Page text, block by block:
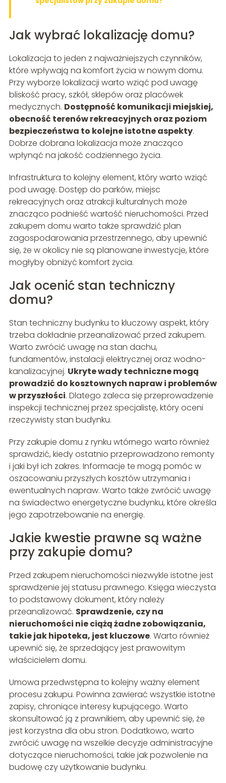
Jak wybrać lokalizację domu?
Lokalizacja to jeden z najważniejszych czynników,
które wpływają na komfort życia w nowym domu.
Przy wyborze lokalizacji warto wziąć pod uwagę
bliskość pracy, szkół, sklepów oraz placówek
medycznych. Dostępność komunikacji miejskiej,
obecność terenów rekreacyjnych oraz poziom
bezpieczeństwa to kolejne istotne aspekty.
Dobrze dobrana lokalizacja może znacząco
wpłynąć na jakość codziennego życia.
Infrastruktura to kolejny element, który warto wziąć
pod uwagę. Dostęp do parków, miejsc
rekreacyjnych oraz atrakcji kulturalnych może
znacząco podnieść wartość nieruchomości. Przed
zakupem domu warto także sprawdzić plan
zagospodarowania przestrzennego, aby upewnić
się, że w okolicy nie są planowane inwestycje, które
mogłyby obniżyć komfort życia.
Jak ocenić stan techniczny
domu?
Stan techniczny budynku to kluczowy aspekt, który
trzeba dokładnie przeanalizować przed zakupem.
Warto zwrócić uwagę na stan dachu,
fundamentów, instalacji elektrycznej oraz wodno-
kanalizacyjnej. Ukryte wady techniczne mogą
prowadzić do kosztownych napraw i problemów
w przyszłości. Dlatego zaleca się przeprowadzenie
inspekcji technicznej przez specjalistę, który oceni
rzeczywisty stan budynku.
Przy zakupie domu z rynku wtórnego warto również
sprawdzić, kiedy ostatnio przeprowadzono remonty
i jaki był ich zakres. Informacje te mogą pomóc w
oszacowaniu przyszłych kosztów utrzymania i
ewentualnych napraw. Warto także zwrócić uwagę
na świadectwo energetyczne budynku, które określa
jego zapotrzebowanie na energię.
Jakie kwestie prawne są ważne
przy zakupie domu?
Przed zakupem nieruchomości niezwykle istotne jest
sprawdzenie jej statusu prawnego. Księga wieczysta
to podstawowy dokument, który należy
przeanalizować. Sprawdzenie, czy na
nieruchomości nie ciążą żadne zobowiązania,
takie jak hipoteka, jest kluczowe. Warto również
upewnić się, że sprzedający jest prawowitym
właścicielem domu.
Umowa przedwstępna to kolejny ważny element
procesu zakupu. Powinna zawierać wszystkie istotne
zapisy, chroniące interesy kupującego. Warto
skonsultować ją z prawnikiem, aby upewnić się, że
jest korzystna dla obu stron. Dodatkowo, warto
zwrócić uwagę na wszelkie decyzje administracyjne
dotyczące nieruchomości, takie jak pozwolenie na
budowę czy użytkowanie budynku.